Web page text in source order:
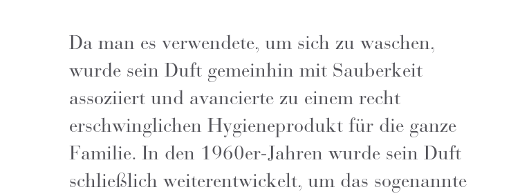
Da man es verwendete, um sich zu waschen,
wurde sein Duft gemeinhin mit Sauberkeit
assoziiert und avancierte zu einem recht
erschwinglichen Hygieneprodukt für die ganze
Familie. In den 1960er-Jahren wurde sein Duft
schließlich weiterentwickelt, um das sogenannte